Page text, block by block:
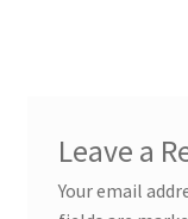
Leave a
Your email